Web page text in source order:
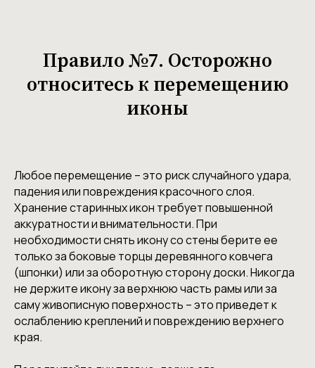
Правило №7. Осторожно
относитесь к перемещению
иконы
Любое перемещение – это риск случайного удара,
падения или повреждения красочного слоя.
Хранение старинных икон требует повышенной
аккуратности и внимательности. При
необходимости снять икону со стены берите ее
только за боковые торцы деревянного ковчега
(шпонки) или за оборотную сторону доски. Никогда
не держите икону за верхнюю часть рамы или за
саму живописную поверхность – это приведет к
ослаблению креплений и повреждению верхнего
края.